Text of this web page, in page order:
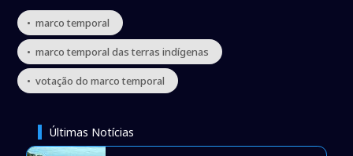
• marco temporal
• marco temporal das terras indígenas
• votação do marco temporal
Últimas Notícias